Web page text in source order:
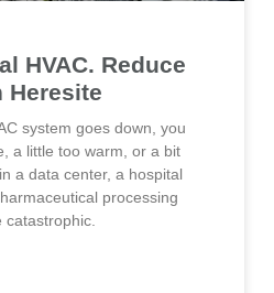
HVAC. Reduce
Heresite
system goes down, you
a little too warm, or a bit
a data center, a hospital
processing